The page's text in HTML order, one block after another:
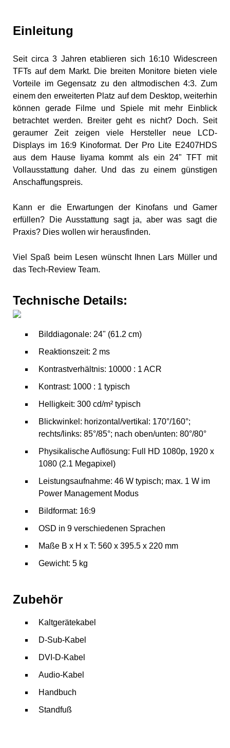
Einleitung
Seit circa 3 Jahren etablieren sich 16:10 Widescreen
TFTs auf dem Markt. Die breiten Monitore bieten viele
Vorteile im Gegensatz zu den altmodischen 4:3. Zum
einem den erweiterten Platz auf dem Desktop, weiterhin
können gerade Filme und Spiele mit mehr Einblick
betrachtet werden. Breiter geht es nicht? Doch. Seit
geraumer Zeit zeigen viele Hersteller neue LCD-
Displays im 16:9 Kinoformat. Der Pro Lite E2407HDS
aus dem Hause Iiyama kommt als ein 24" TFT mit
Vollausstattung daher. Und das zu einem günstigen
Anschaffungspreis.
Kann er die Erwartungen der Kinofans und Gamer
erfüllen? Die Ausstattung sagt ja, aber was sagt die
Praxis? Dies wollen wir herausfinden.
Viel Spaß beim Lesen wünscht Ihnen Lars Müller und
das Tech-Review Team.
Technische Details:
Bilddiagonale: 24" (61.2 cm)
Reaktionszeit: 2 ms
Kontrastverhältnis: 10000 : 1 ACR
Kontrast: 1000 : 1 typisch
Helligkeit: 300 cd/m² typisch
Blickwinkel: horizontal/vertikal: 170°/160°;
rechts/links: 85°/85°; nach oben/unten: 80°/80°
Physikalische Auflösung: Full HD 1080p, 1920 x
1080 (2.1 Megapixel)
Leistungsaufnahme: 46 W typisch; max. 1 W im
Power Management Modus
Bildformat: 16:9
OSD in 9 verschiedenen Sprachen
Maße B x H x T: 560 x 395.5 x 220 mm
Gewicht: 5 kg
Zubehör
Kaltgerätekabel
D-Sub-Kabel
DVI-D-Kabel
Audio-Kabel
Handbuch
Standfuß